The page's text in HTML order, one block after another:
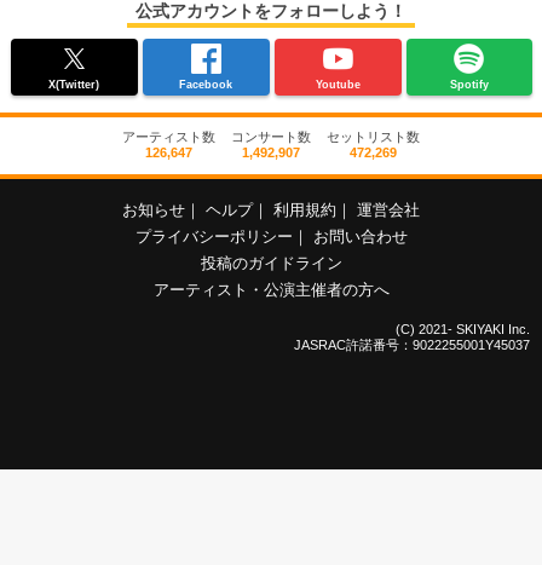
公式アカウントをフォローしよう！
X(Twitter) Facebook Youtube Spotify
アーティスト数
126,647
コンサート数
1,492,907
セットリスト数
472,269
お知らせ ヘルプ 利用規約
運営会社
プライバシーポリシー
お問い合わせ
投稿のガイドライン
アーティスト・公演主催者の方へ
(C) 2021- SKIYAKI Inc.
JASRAC許諾番号：9022255001Y45037